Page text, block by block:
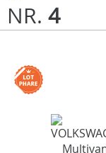
NR. 4